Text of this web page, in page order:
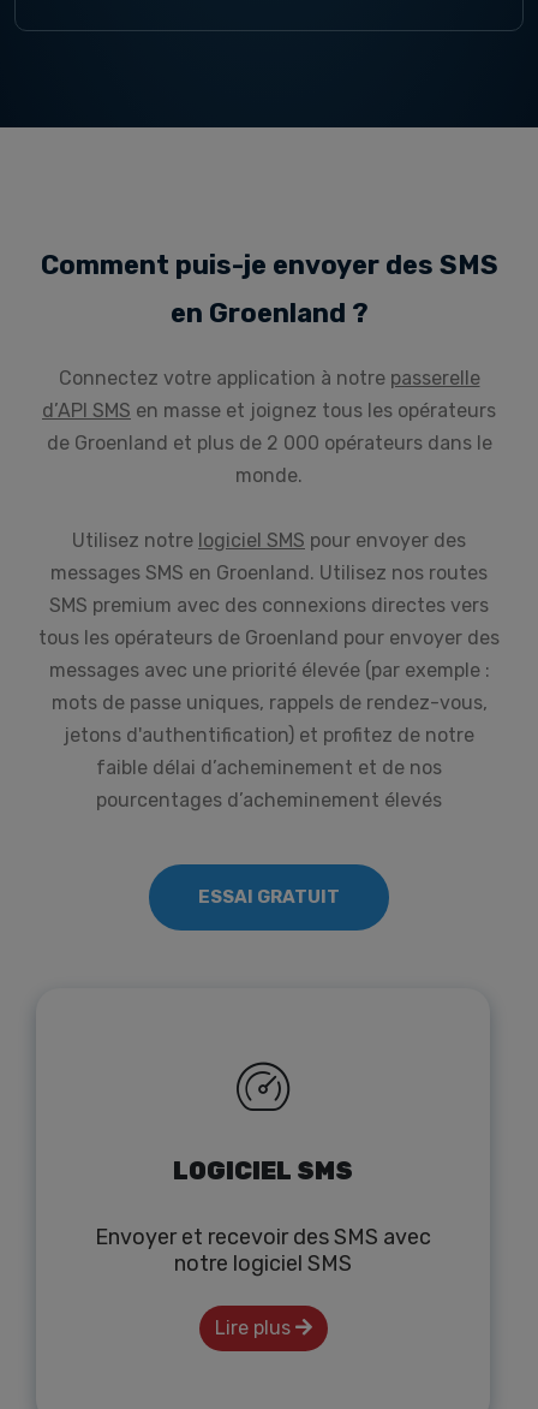
Comment puis-je envoyer des SMS
en Groenland ?
Connectez votre application à notre passerelle
d’API SMS en masse et joignez tous les opérateurs
de Groenland et plus de 2 000 opérateurs dans le
monde.
Utilisez notre logiciel SMS pour envoyer des
messages SMS en Groenland. Utilisez nos routes
SMS premium avec des connexions directes vers
tous les opérateurs de Groenland pour envoyer des
messages avec une priorité élevée (par exemple :
mots de passe uniques, rappels de rendez-vous,
jetons d'authentification) et profitez de notre
faible délai d’acheminement et de nos
pourcentages d’acheminement élevés
ESSAI GRATUIT
LOGICIEL SMS
Envoyer et recevoir des SMS avec
notre logiciel SMS
Lire plus